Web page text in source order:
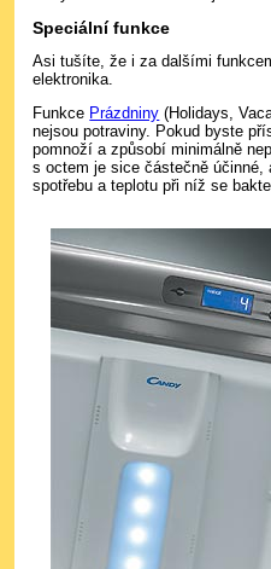
Speciální funkce
Asi tušíte, že i za dalšími
elektronika.
Funkce Prázdniny (Holidays,
nejsou potraviny. Pokud byste
pomnoží a způsobí minimálně
s octem je sice částečně
spotřebu a teplotu při níž se